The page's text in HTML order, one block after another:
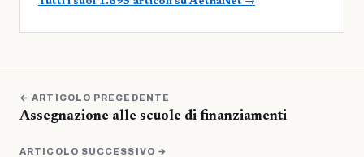
← ARTICOLO PRECEDENTE
Assegnazione alle scuole di finanziamenti
ARTICOLO SUCCESSIVO →